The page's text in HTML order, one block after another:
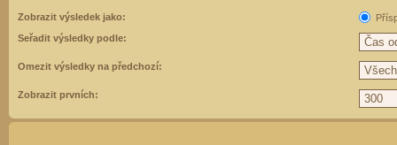
Zobrazit výsledek jako:
Seřadit výsledky podle:
Omezit výsledky na předchozí:
Zobrazit prvních: